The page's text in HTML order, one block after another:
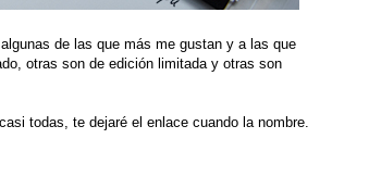
de las que más me gustan y a las que
otras son de edición limitada y otras son
todas, te dejaré el enlace cuando la nombre.